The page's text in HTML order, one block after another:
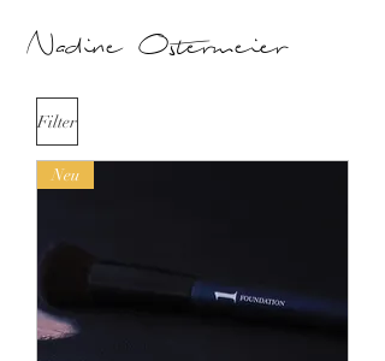
Nadine Ostermeier
Filter
Neu